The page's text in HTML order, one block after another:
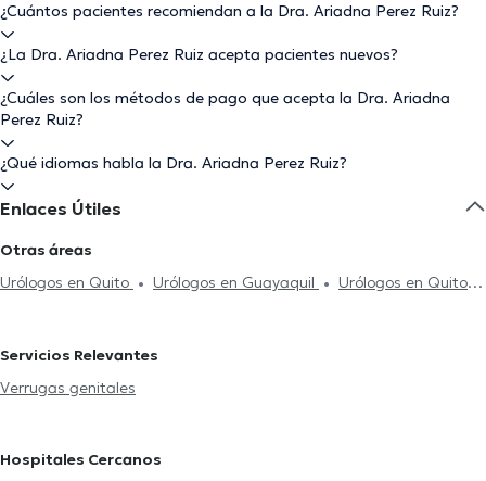
¿Cuántos pacientes recomiendan a la Dra. Ariadna Perez Ruiz?
¿La Dra. Ariadna Perez Ruiz acepta pacientes nuevos?
¿Cuáles son los métodos de pago que acepta la Dra. Ariadna
Perez Ruiz?
¿Qué idiomas habla la Dra. Ariadna Perez Ruiz?
Enlaces Útiles
Otras áreas
Urólogos en Quito
Urólogos en Guayaquil
Urólogos en Quito
Servicios Relevantes
Verrugas genitales
Hospitales Cercanos